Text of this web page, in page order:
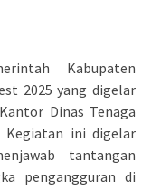
Kabupaten
2025 yang digelar
Dinas Tenaga
Kegiatan ini digelar
tantangan
pengangguran di